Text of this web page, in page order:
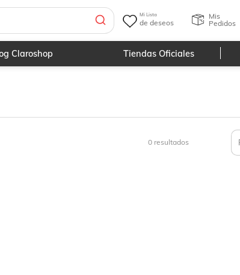
Mi Lista
de deseos
Mis
Pedidos
Claroshop Tiendas Oficiales
0resultados